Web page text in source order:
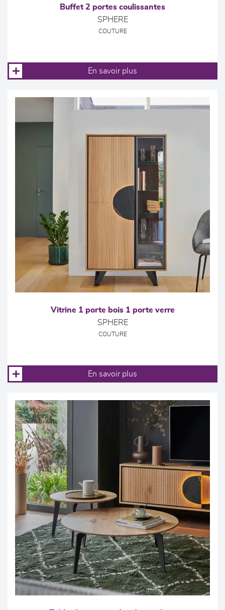
Buffet 2 portes coulissantes
SPHERE
COUTURE
En savoir plus
Vitrine 1 porte bois 1 porte verre
SPHERE
COUTURE
En savoir plus